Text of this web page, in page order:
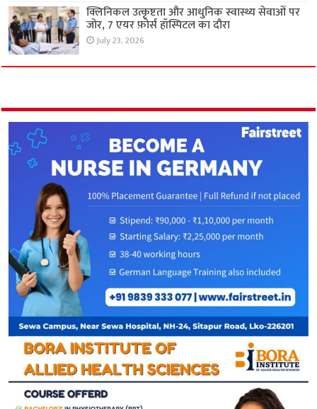
क्लिनिकल उत्कृष्टता और आधुनिक स्वास्थ्य सेवाओं पर
जोर, 7 एयर फ़ोर्स हॉस्पिटल का दौरा
July 23, 2026